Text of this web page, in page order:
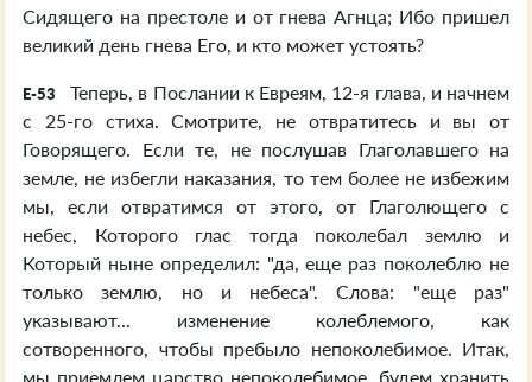
Сидящего на престоле и от гнева Агнца; Ибо пришел
великий день гнева Его, и кто может устоять?
E-53
Теперь, в Послании к Евреям, 12-я глава, и начнем
с 25-го стиха. Смотрите, не отвратитесь и вы от
Говорящего. Если те, не послушав Глаголавшего на
земле, не избегли наказания, то тем более не избежим
мы, если отвратимся от этого, от Глаголющего с
небес, Которого глас тогда поколебал землю и
Который ныне определил: "да, еще раз поколеблю не
только землю, но и небеса". Слова: "еще раз"
указывают... изменение колеблемого, как
сотворенного, чтобы пребыло непоколебимое. Итак,
мы приемлем царство непоколебимое, будем хранить